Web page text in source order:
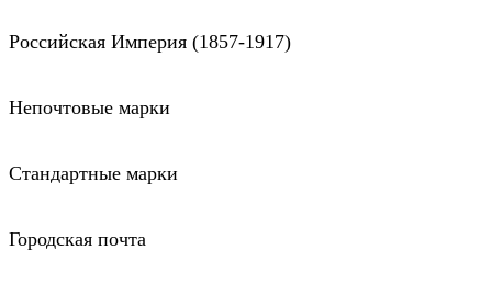
Российская Империя (1857-1917)
Непочтовые марки
Стандартные марки
Городская почта